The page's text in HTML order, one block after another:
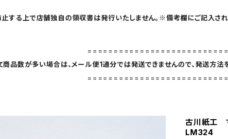
する上で店舗独自の領収書は発行いたしません。※備考欄にご記入され
品数が多い場合は、メール便1通分では発送できませんので、発送方法
古川紙工
LM324